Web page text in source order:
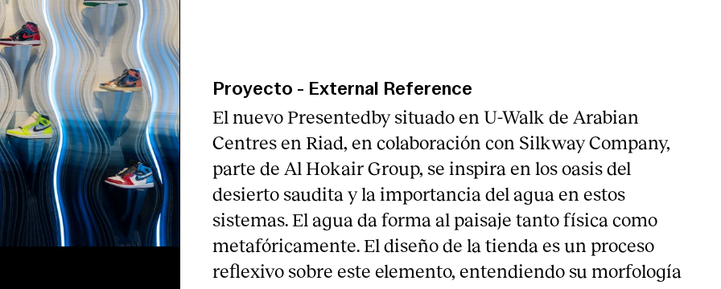
Proyecto - External Reference
El nuevo Presentedby situado en U-Walk de Arabian
Centres en Riad, en colaboración con Silkway Company,
parte de Al Hokair Group, se inspira en los oasis del
desierto saudita y la importancia del agua en estos
sistemas. El agua da forma al paisaje tanto física como
metafóricamente. El diseño de la tienda es un proceso
reflexivo sobre este elemento, entendiendo su morfología